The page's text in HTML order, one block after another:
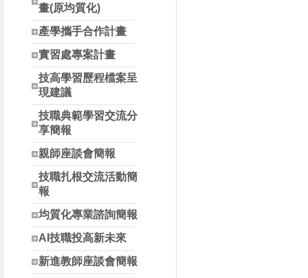
畫(原均質化)
產學攜手合作計畫
實習處專案計畫
技高學習歷程檔案呈
現建議
技職典範學習交流分
享簡報
親師座談會簡報
技職扎根交流活動簡
報
均質化專業諮詢簡報
AI技職投高新未來
新進教師座談會簡報